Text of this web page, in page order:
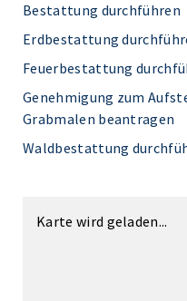
Bestattung durchführen
Erdbestattung
Feuerbestattung
Genehmigung zum
Grabmalen beantragen
Waldbestattung
Karte wird geladen...